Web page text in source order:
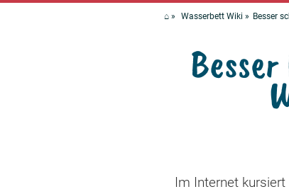
⌂ » Wasserbett Wiki » Besser
Im Internet